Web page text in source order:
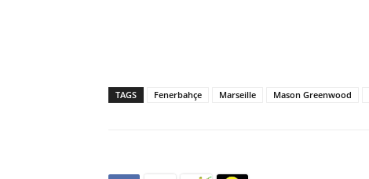
TAGS Fenerbahçe Marseille Mason Greenwood